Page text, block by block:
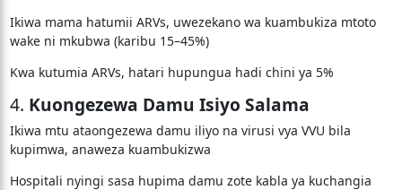
Ikiwa mama hatumii ARVs, uwezekano wa kuambukiza mtoto
wake ni mkubwa (karibu 15–45%)
Kwa kutumia ARVs, hatari hupungua hadi chini ya 5%
4. Kuongezewa Damu Isiyo Salama
Ikiwa mtu ataongezewa damu iliyo na virusi vya VVU bila
kupimwa, anaweza kuambukizwa
Hospitali nyingi sasa hupima damu zote kabla ya kuchangia